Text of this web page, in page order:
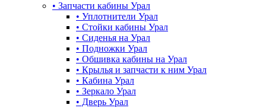
• Запчасти кабины Урал
• Уплотнители Урал
• Стойки кабины Урал
• Сиденья на Урал
• Подножки Урал
• Обшивка кабины на Урал
• Крылья и запчасти к ним Урал
• Кабина Урал
• Зеркало Урал
• Дверь Урал